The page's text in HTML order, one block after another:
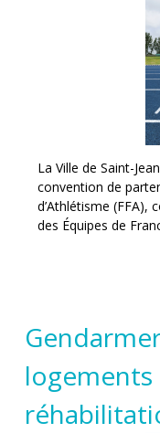
La Ville de Saint-
convention de
d’Athlétisme (FFA),
des Équipes de
logements